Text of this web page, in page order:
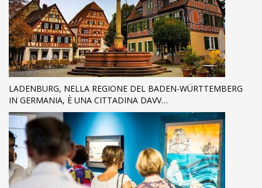
LADENBURG, NELLA REGIONE DEL BADEN-WÜRTTEMBERG
IN GERMANIA, È UNA CITTADINA DAVV…